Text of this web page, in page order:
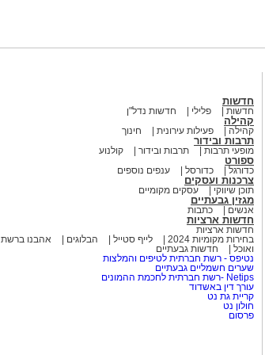
קלאסיקה משעשעת עם מסר
שני נושאים שכדאי להרחיק זה
אהבה פוליטי", בביצוע חנן
דרך עולם השלטון והמשרדים
ובעיקר מזכירה לנו שלפעמים
– עם לא מעט משברים בדרך.
שבכתר
ויש שירים שגורמים לנו
למשיח" של שלום חנוך
חדשות
חדשות פלילי חדשות נדל"ן
קהילה
קהילה פעילות עירונית חינוך
תרבות ובידור
מופעי תרבות תרבות ובידור קולנוע
ספורט
כדורגל כדורסל ענפים נוספים
צרכנות ועסקים
תוכן שיווקי עסקים מקומיים
מגזין גבעתיים
אנשים כתבות
חדשות ארציות
חדשות ארציות
בחירות מקומיות 2024
לייף סטייל הבלוגים אהבנו ברשת
ואוכל
חדשות גבעתיים
נטיפס - רשת חברתית לטיפים והמלצות
שערים חשמליים גבעתיים
Netips -רשת חברתית לחכמת ההמונים
עורך דין באשדוד
קריית גת נט
חולון נט
פרסום